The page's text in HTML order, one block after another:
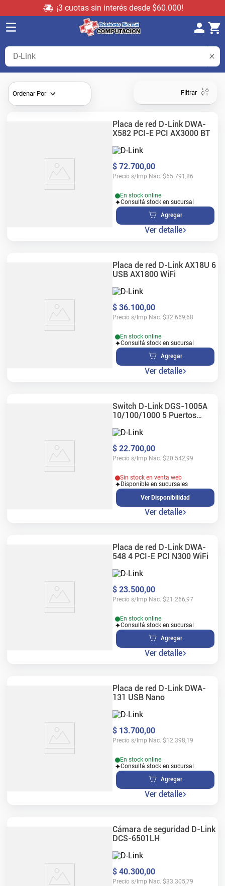
¡3 cuotas sin interés desde $60.000!
Buscar notebooks, placas de video y componentes...
Ordenar Por Filtrar
Placa de red D-Link DWA-
X582 PCI-E PCI AX3000 BT
$ 72.700,00
Precio s/Imp Nac. $65.791,86
En stock online
Consultá stock en sucursal
Agregar
Ver detalle
Placa de red D-Link AX18U 6
USB AX1800 WiFi
$ 36.100,00
Precio s/Imp Nac. $32.669,68
En stock online
Consultá stock en sucursal
Agregar
Ver detalle
Switch D-Link DGS-1005A
10/100/1000 5 Puertos
$ 22.700,00
Precio s/Imp Nac. $20.542,99
Sin stock en venta web
Disponible en sucursales
Ver Disponibilidad
Ver detalle
Placa de red D-Link DWA-
548 4 PCI-E PCI N300 WiFi
$ 23.500,00
Precio s/Imp Nac. $21.266,97
En stock online
Consultá stock en sucursal
Agregar
Ver detalle
Placa de red D-Link DWA-
131 USB Nano
$ 13.700,00
Precio s/Imp Nac. $12.398,19
En stock online
Consultá stock en sucursal
Agregar
Ver detalle
Cámara de seguridad D-Link
DCS-6501LH
$ 40.300,00
Precio s/Imp Nac. $33.305,79